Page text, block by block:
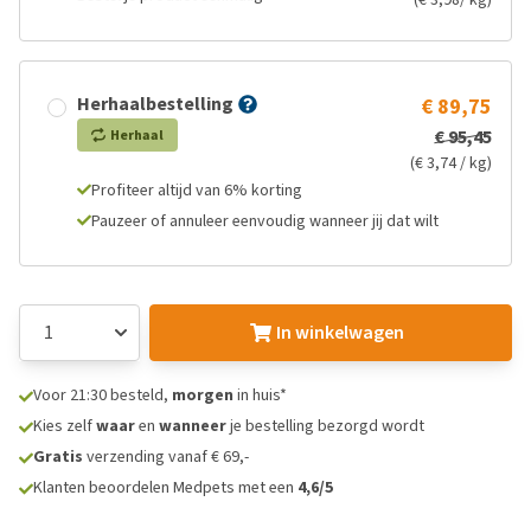
Herhaalbestelling
Herhaal
€ 89,75
€ 95,45
(€ 3,74 / kg)
Profiteer altijd van 6% korting
Pauzeer of annuleer eenvoudig wanneer jij dat wilt
In winkelwagen
Voor 21:30 besteld, morgen in huis*
Kies zelfwaaren wanneerje bestelling bezorgd wordt
Gratis verzending vanaf € 69,-
Klanten beoordelen Medpets met een 4,6/5